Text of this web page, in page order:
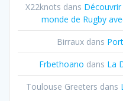
X22knots dans
monde de Rugby
Birrauxdans
Frbethoano dans La
Toulouse Greeters dans